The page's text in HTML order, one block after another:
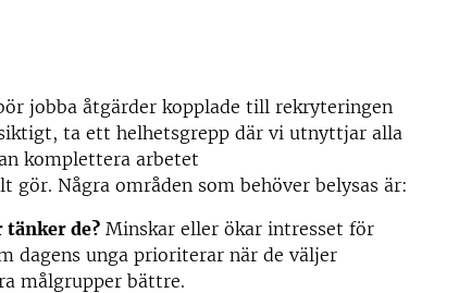
jobba åtgärder kopplade till rekryteringen
ta ett helhetsgrepp där vi utnyttjar alla
komplettera arbetet
gör. Några områden som behöver belysas är:
tänker de? Minskar eller ökar intresset för
dagens unga prioriterar när de väljer
målgrupper bättre.